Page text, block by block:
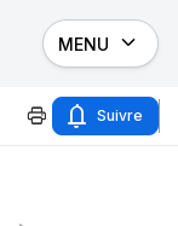
MENU
Suivre